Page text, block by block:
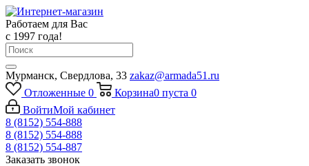
Работаем для Вас
с 1997 года!
Мурманск, Свердлова, 33 zakaz@armada51.ru
Отложенные 0 Корзина0 пуста 0
ВойтиМой кабинет
8 (8152) 554-888
8 (8152) 554-888
8 (8152) 554-887
Заказать звонок